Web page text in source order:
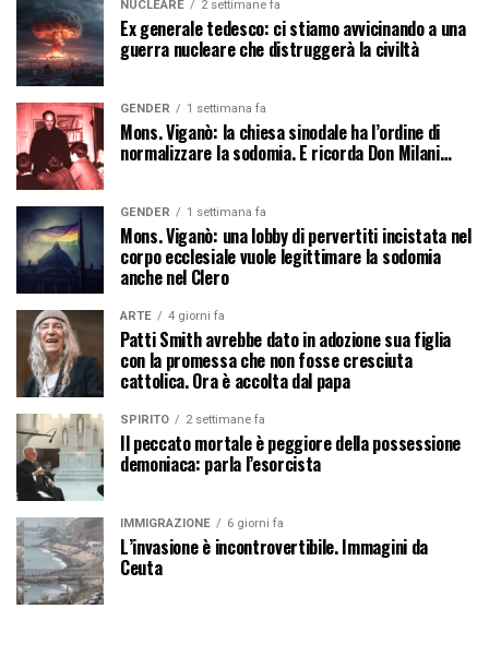
NUCLEARE 2 settimane fa
Ex generale tedesco: ci stiamo avvicinando a una
guerra nucleare che distruggerà la civiltà
GENDER 1 settimana fa
Mons. Viganò: la chiesa sinodale ha l’ordine di
normalizzare la sodomia. E ricorda Don Milani…
GENDER 1 settimana fa
Mons. Viganò: una lobby di pervertiti incistata nel
corpo ecclesiale vuole legittimare la sodomia
anche nel Clero
ARTE 4 giorni fa
Patti Smith avrebbe dato in adozione sua figlia
con la promessa che non fosse cresciuta
cattolica. Ora è accolta dal papa
SPIRITO 2 settimane fa
Il peccato mortale è peggiore della possessione
demoniaca: parla l’esorcista
IMMIGRAZIONE 6 giorni fa
L’invasione è incontrovertibile. Immagini da
Ceuta